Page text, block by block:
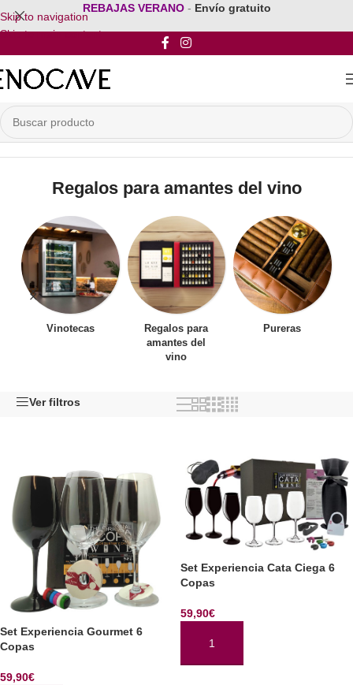
Skip to navigation
Skip to main content
REBAJAS VERANO - Envío gratuito
Inicio/Regalos para amantes del vino
Regalos para amantes del vino
Vinotecas
Regalos para
amantes del
vino
Pureras
Ver filtros
Set Experiencia Gourmet 6
Copas
59,90€
Set Experiencia Cata Ciega 6
Copas
59,90€
AÑADIR AL CARRITO